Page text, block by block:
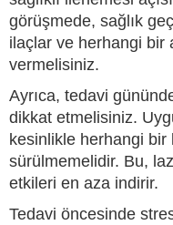
görüşmede, sağlık
ilaçlar ve herhangi bir
vermelisiniz.
Ayrıca, tedavi
dikkat etmelisiniz.
kesinlikle herhangi bir
sürülmemelidir. Bu,
etkileri en aza indirir.
Tedavi öncesinde